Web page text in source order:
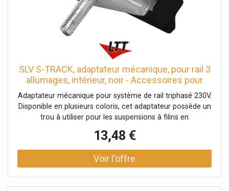
SLV S-TRACK, adaptateur mécanique, pour rail 3
allumages, intérieur, noir - Accessoires pour
barres conductrices triphasées
Adaptateur mécanique pour système de rail triphasé 230V.
Disponible en plusieurs coloris, cet adaptateur possède un
trou à utiliser pour les suspensions à filins en
Couleur: noir, Matière: Aluminium, Code IP: IP 20,
Longueur: 6.6 cm, Largeur: 6.6 cm, Hauteur: 3.1 cm, Poids
net: 0.14 kg
13,48 €